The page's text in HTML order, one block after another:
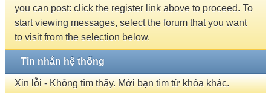
you can post: click the register link above to proceed. To
start viewing messages, select the forum that you want
to visit from the selection below.
Tin nhắn hệ thống
Xin lỗi - Không tìm thấy. Mời bạn tìm từ khóa khác.